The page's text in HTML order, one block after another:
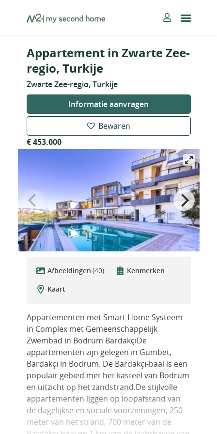
MySecondHome
Appartement in Zwarte Zee-
regio, Turkije
Zwarte Zee-regio, Turkije
Informatie aanvragen
Bewaren
€ 453.000
Afbeeldingen (40)
Kenmerken
Kaart
Appartementen met Smart Home Systeem
in Complex met Gemeenschappelijk
Zwembad in Bodrum BardakçıDe
appartementen zijn gelegen in Gümbet,
Bardakçı in Bodrum. De Bardakçı-baai is een
populair gebied met het kasteel van Bodrum
en uitzicht op het zandstrand.De stijlvolle
appartementen liggen op loopafstand van
de dagelijkse en sociale voorzieningen, 250
meter van het strand, 700 meter van de